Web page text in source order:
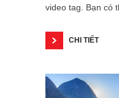
video tag. Bạn có
CHI TIẾT